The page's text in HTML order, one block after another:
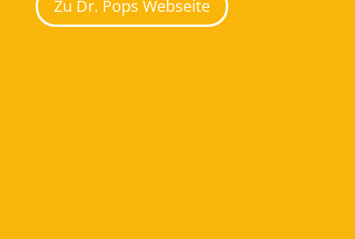
Zu Dr. Pops Webseite